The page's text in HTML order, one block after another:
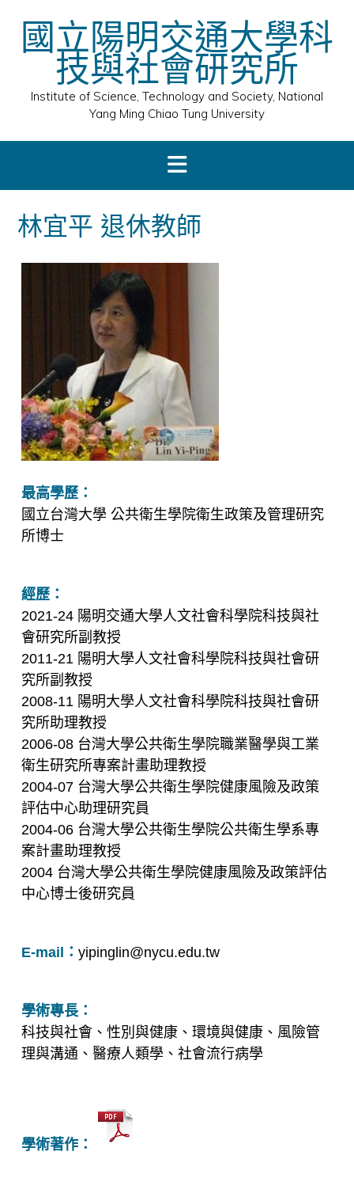
content國立陽明交通大學科
技與社會研究所
Institute of Science, Technology and Society, National
Yang Ming Chiao Tung University
林宜平 退休教師
最高學歷：
國立台灣大學 公共衛生學院衛生政策及管理研究
所博士
經歷：
2021-24 陽明交通大學人文社會科學院科技與社
會研究所副教授
2011-21 陽明大學人文社會科學院科技與社會研
究所副教授
2008-11 陽明大學人文社會科學院科技與社會研
究所助理教授
2006-08 台灣大學公共衛生學院職業醫學與工業
衛生研究所專案計畫助理教授
2004-07 台灣大學公共衛生學院健康風險及政策
評估中心助理研究員
2004-06 台灣大學公共衛生學院公共衛生學系專
案計畫助理教授
2004 台灣大學公共衛生學院健康風險及政策評估
中心博士後研究員
E-mail： yipinglin@nycu.edu.tw
學術專長：
科技與社會、性別與健康、環境與健康、風險管
理與溝通、醫療人類學、社會流行病學
學術著作：